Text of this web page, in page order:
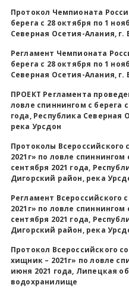
Протокол Чемпионата
берега с 28 октября по 1
Северная Осетия-Алания, г.
Регламент Чемпионата
берега с 28 октября по 1
Северная Осетия-Алания, г.
ПРОЕКТ Регламента
ловле спиннингом с берега
года, Республика Северная
река Урсдон
Протоколы Всероссийского
2021г» по ловле спиннингом
сентября 2021 года,
Дигорский район, река
Регламент Всероссийского
2021г» по ловле спиннингом
сентября 2021 года,
Дигорский район, река
Протокол Всероссийского
хищник – 2021г» по ловле
июня 2021 года, Липецкая
водохранилище